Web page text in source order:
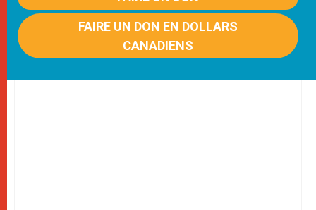
FAIRE UN DON EN DOLLARS
CANADIENS